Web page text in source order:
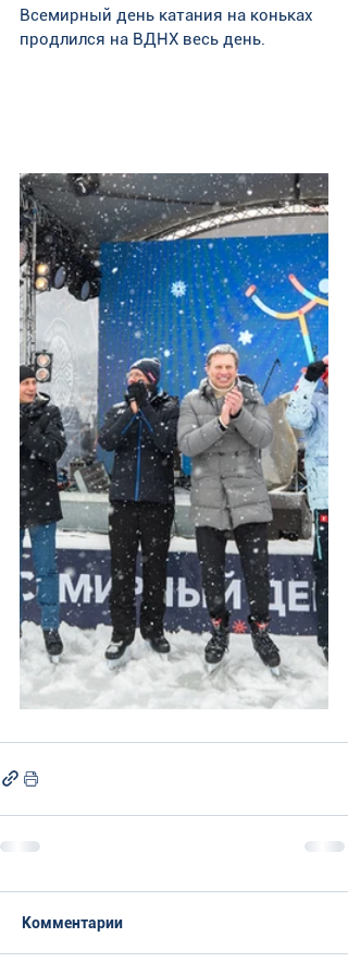
Всемирный день катания на коньках
продлился на ВДНХ весь день.
Комментарии